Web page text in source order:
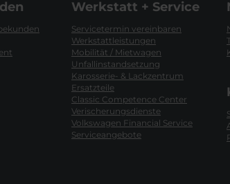
Werkstatt + Service
Servicetermin vereinbaren
Werkstattleistungen
Mobilität / Mietwagen
Unfallinstandsetzung
Karosserie- & Lackzentrum
Ersatzteile
Classic Competence Center
Verischerungsdienste
Volkswagen Financial Service
Serviceangebote